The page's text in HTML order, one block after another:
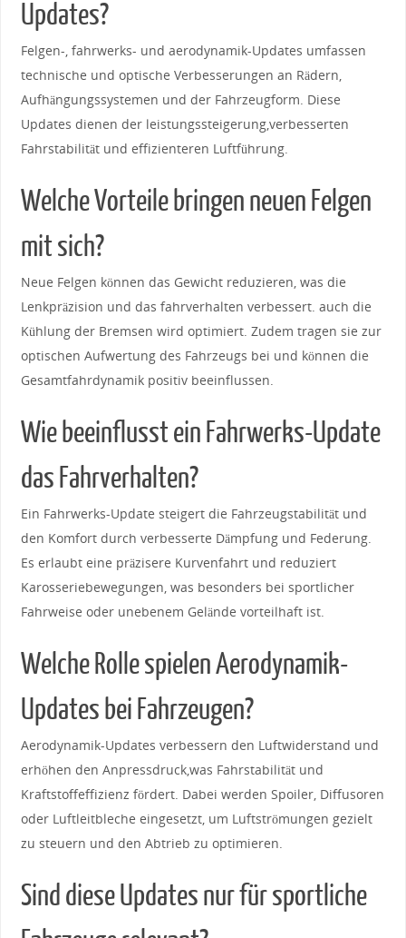
Updates?
Felgen-, fahrwerks- und aerodynamik-Updates ⁢umfassen⁤
technische und⁢ optische Verbesserungen an Rädern,
Aufhängungssystemen und der Fahrzeugform. Diese
Updates dienen der leistungssteigerung,verbesserten⁢
Fahrstabilität und effizienteren ⁢Luftführung.
Welche Vorteile bringen neuen Felgen
⁢mit⁢ sich?
Neue Felgen ⁤können das Gewicht reduzieren, was die‌
Lenkpräzision‌ und⁤ das⁤ fahrverhalten ‍verbessert. auch die⁣
Kühlung der‌ Bremsen‌ wird optimiert. ‍Zudem tragen sie zur
optischen ⁢Aufwertung des Fahrzeugs bei und ⁤können ⁢die
Gesamtfahrdynamik positiv beeinflussen.
Wie beeinflusst⁣ ein Fahrwerks-Update
‍das Fahrverhalten?
Ein Fahrwerks-Update steigert die Fahrzeugstabilität und
den ‌Komfort durch ⁤verbesserte Dämpfung und​ Federung.
Es erlaubt eine präzisere Kurvenfahrt und reduziert
Karosseriebewegungen, was besonders ⁤bei sportlicher
Fahrweise ⁤oder unebenem⁢ Gelände ‍vorteilhaft ist.
Welche Rolle spielen ⁤Aerodynamik-
Updates ‌bei Fahrzeugen?
Aerodynamik-Updates verbessern den Luftwiderstand und
erhöhen den Anpressdruck,was Fahrstabilität und
Kraftstoffeffizienz fördert. Dabei werden Spoiler, Diffusoren
oder Luftleitbleche​ eingesetzt, um Luftströmungen gezielt⁤
zu steuern und den Abtrieb ⁢zu optimieren.
Sind⁢ diese Updates nur für sportliche